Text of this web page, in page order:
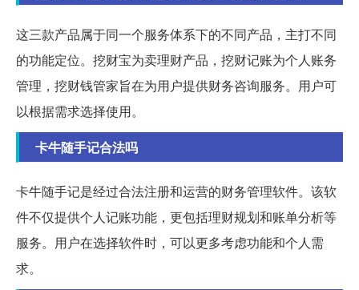
这三款产品属于同一个服务体系下的不同产品，主打不同
的功能定位。挖财宝为卖理财产品，挖财记账为个人账务
管理，挖财钱管家旨在为用户提供财务咨询服务。用户可
以根据需求选择使用。
卡牛随手记合法吗
卡牛随手记是经过合法注册和运营的财务管理软件。该软
件不仅提供个人记账功能，更包括理财规划和账单分析等
服务。用户在选择软件时，可以更多考虑功能和个人需
求。